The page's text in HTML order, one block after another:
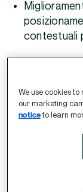
contestuali
migliorano
Resa
We use cookies
our marketing
noticeto learn